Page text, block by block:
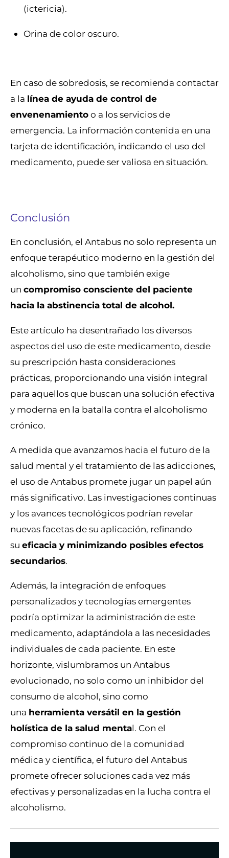
(ictericia).
Orina de color oscuro.
En caso de sobredosis, se recomienda contactar
a la línea de ayuda de control de
envenenamientoo a los servicios de
emergencia. La información contenida en una
tarjeta de identificación, indicando el uso del
medicamento, puede ser valiosa en situación.
Conclusión
En conclusión, el Antabus no solo representa un
enfoque terapéutico moderno en la gestión del
alcoholismo, sino que también exige
un compromiso consciente del paciente
hacia la abstinencia total de alcohol.
Este artículo ha desentrañado los diversos
aspectos del uso de este medicamento, desde
su prescripción hasta consideraciones
prácticas, proporcionando una visión integral
para aquellos que buscan una solución efectiva
y moderna en la batalla contra el alcoholismo
crónico.
A medida que avanzamos hacia el futuro de la
salud mental y el tratamiento de las adicciones,
el uso de Antabus promete jugar un papel aún
más significativo. Las investigaciones continuas
y los avances tecnológicos podrían revelar
nuevas facetas de su aplicación, refinando
su eficacia y minimizando posibles efectos
secundarios.
Además, la integración de enfoques
personalizados y tecnologías emergentes
podría optimizar la administración de este
medicamento, adaptándola a las necesidades
individuales de cada paciente. En este
horizonte, vislumbramos un Antabus
evolucionado, no solo como un inhibidor del
consumo de alcohol, sino como
una herramienta versátil en la gestión
holística de la salud mental. Con el
compromiso continuo de la comunidad
médica y científica, el futuro del Antabus
promete ofrecer soluciones cada vez más
efectivas y personalizadas en la lucha contra el
alcoholismo.